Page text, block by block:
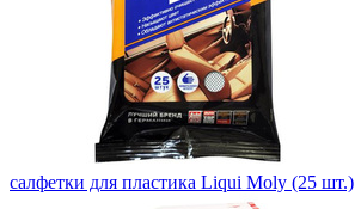
салфетки для пластика Liqui Moly (25 шт.)